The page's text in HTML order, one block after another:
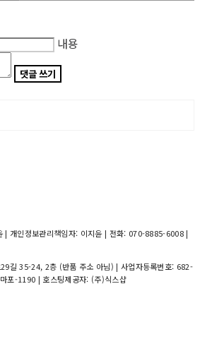
내용
댓글 쓰기
| 개인정보관리책임자: 이지윤 | 전화: 070-8885-6008 |
길 35-24, 2층 (반품 주소 아님) | 사업자등록번호: 682-
포-1190 | 호스팅제공자: (주)식스샵